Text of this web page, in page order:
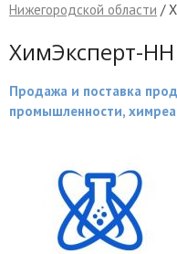
Нижегородской области /
ХимЭксперт-НН
Продажа и поставка
промышленности,